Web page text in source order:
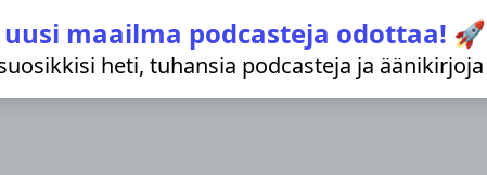
maailma podcasteja odottaa! 🚀
heti, tuhansia podcasteja ja